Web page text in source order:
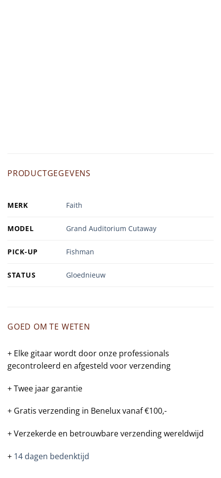
PRODUCTGEGEVENS
MERK Faith
MODEL Grand Auditorium Cutaway
PICK-UP Fishman
STATUS Gloednieuw
GOED OM TE WETEN
+ Elke gitaar wordt door onze professionals
gecontroleerd en afgesteld voor verzending
+ Twee jaar garantie
+ Gratis verzending in Benelux vanaf €100,-
+ Verzekerde en betrouwbare verzending wereldwijd
+ 14 dagen bedenktijd